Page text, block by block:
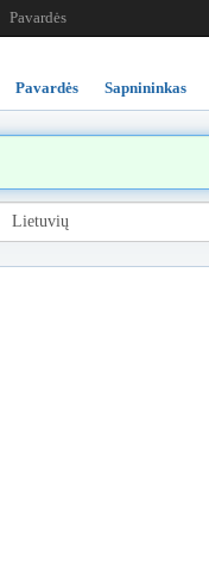
Pavardės
Pavardės Sapnininkas